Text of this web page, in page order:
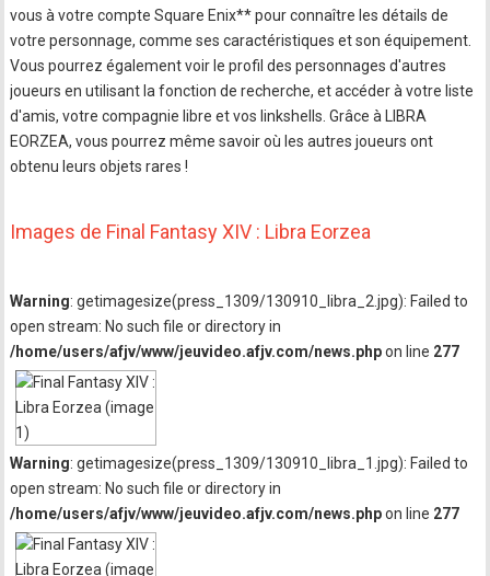
vous à votre compte Square Enix** pour connaître les détails de
votre personnage, comme ses caractéristiques et son équipement.
Vous pourrez également voir le profil des personnages d'autres
joueurs en utilisant la fonction de recherche, et accéder à votre liste
d'amis, votre compagnie libre et vos linkshells. Grâce à LIBRA
EORZEA, vous pourrez même savoir où les autres joueurs ont
obtenu leurs objets rares !
Images de Final Fantasy XIV : Libra Eorzea
Warning: getimagesize(press_1309/130910_libra_2.jpg): Failed to
open stream: No such file or directory in
/home/users/afjv/www/jeuvideo.afjv.com/news.phpon line 277
Warning: getimagesize(press_1309/130910_libra_1.jpg): Failed to
open stream: No such file or directory in
/home/users/afjv/www/jeuvideo.afjv.com/news.phpon line 277